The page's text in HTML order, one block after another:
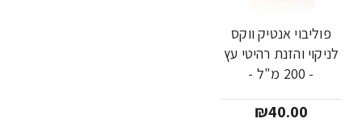
פוליבוי אנטיק ווקס
לניקוי והזנת רהיטי עץ
- 200 מ"ל -
יעקבי
₪40.00